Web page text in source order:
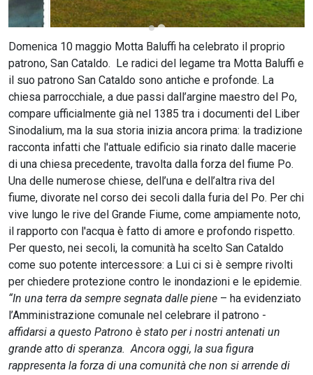
Domenica 10 maggio Motta Baluffi ha celebrato il proprio
patrono, San Cataldo. Le radici del legame tra Motta Baluffi e
il suo patrono San Cataldo sono antiche e profonde. La
chiesa parrocchiale, a due passi dall’argine maestro del Po,
compare ufficialmente già nel 1385 tra i documenti del Liber
Sinodalium, ma la sua storia inizia ancora prima: la tradizione
racconta infatti che l'attuale edificio sia rinato dalle macerie
di una chiesa precedente, travolta dalla forza del fiume Po.
Una delle numerose chiese, dell’una e dell’altra riva del
fiume, divorate nel corso dei secoli dalla furia del Po. Per chi
vive lungo le rive del Grande Fiume, come ampiamente noto,
il rapporto con l'acqua è fatto di amore e profondo rispetto.
Per questo, nei secoli, la comunità ha scelto San Cataldo
come suo potente intercessore: a Lui ci si è sempre rivolti
per chiedere protezione contro le inondazioni e le epidemie.
“In una terra da sempre segnata dalle piene – ha evidenziato
l’Amministrazione comunale nel celebrare il patrono -
affidarsi a questo Patrono è stato per i nostri antenati un
grande atto di speranza. Ancora oggi, la sua figura
rappresenta la forza di una comunità che non si arrende di